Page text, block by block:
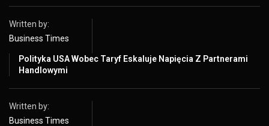
Written by:
Business Times
Polityka USA Wobec Taryf Eskaluje Napięcia Z Partnerami
Handlowymi
Written by:
Business Times